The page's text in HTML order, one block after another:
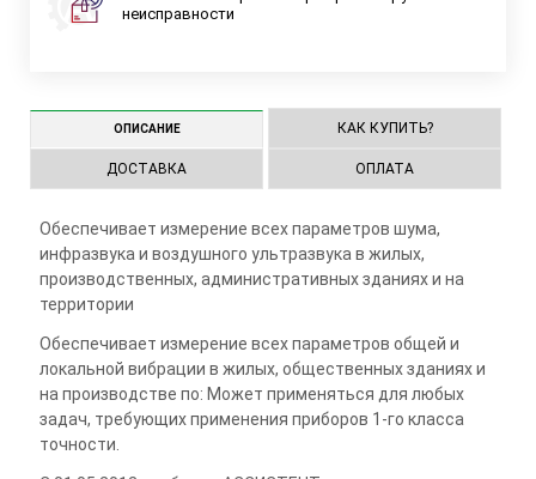
неисправности
ОПИСАНИЕ КАК КУПИТЬ?
ДОСТАВКА ОПЛАТА
Обеспечивает измерение всех параметров шума,
инфразвука и воздушного ультразвука в жилых,
производственных, административных зданиях и на
территории
Обеспечивает измерение всех параметров общей и
локальной вибрации в жилых, общественных зданиях и
на производстве по: Может применяться для любых
задач, требующих применения приборов 1-го класса
точности.